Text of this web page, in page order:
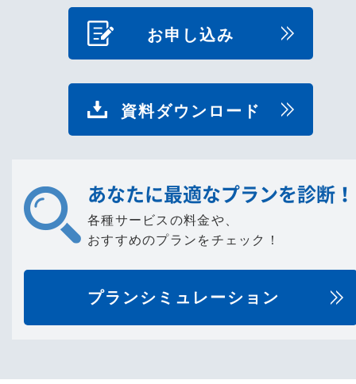
お申し込み
資料ダウンロード
あなたに最適なプランを診断！
各種サービスの料金や、
おすすめのプランをチェック！
プランシミュレーション